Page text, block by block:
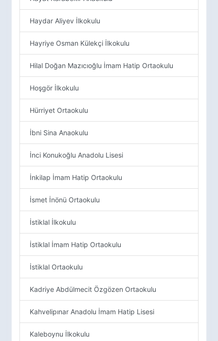
Haydar Aliyev İlkokulu
Hayriye Osman Külekçi İlkokulu
Hilal Doğan Mazıcıoğlu İmam Hatip Ortaokulu
Hoşgör İlkokulu
Hürriyet Ortaokulu
İbni Sina Anaokulu
İnci Konukoğlu Anadolu Lisesi
İnkilap İmam Hatip Ortaokulu
İsmet İnönü Ortaokulu
İstiklal İlkokulu
İstiklal İmam Hatip Ortaokulu
İstiklal Ortaokulu
Kadriye Abdülmecit Özgözen Ortaokulu
Kahvelipınar Anadolu İmam Hatip Lisesi
Kaleboynu İlkokulu